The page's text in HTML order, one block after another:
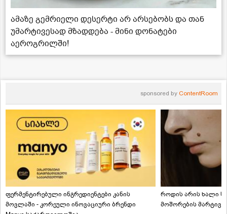
ამაზე გემრიელი დესერტი არ არსებობს და თან
უმარტივესად მზადდება - მინი დონატები
აეროგრილში!
sponsored by ContentRoom
ფერმენტირებული ინგრედიენტები კანის
მოვლაში - კორეული ინოვაციური ბრენდი
როდის არის ხალი
მოშორების